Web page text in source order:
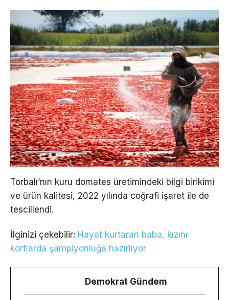
Torbalı’nın kuru domates üretimindeki bilgi birikimi
ve ürün kalitesi, 2022 yılında coğrafi işaret ile de
tescillendi.
İlginizi çekebilir: Hayat kurtaran baba, kızını
kortlarda şampiyonluğa hazırlıyor
Demokrat Gündem